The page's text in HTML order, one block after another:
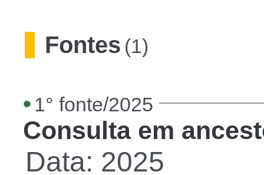
Fontes(1)
•1° fonte/2025
Consulta em
Data: 2025